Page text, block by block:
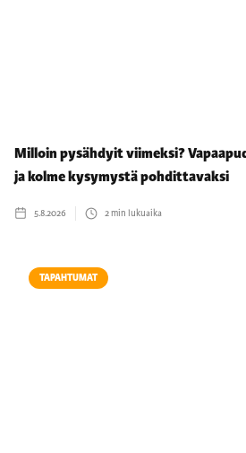
Milloin pysähdyit viimeksi?
ja kolme kysymystä pohdittavaksi
5.8.2026 2min lukuaika
TAPAHTUMAT